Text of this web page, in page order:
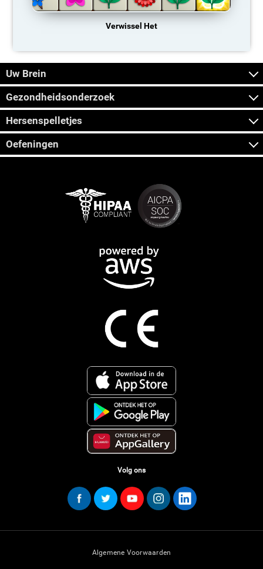
Verwissel Het
Uw Brein
Gezondheidsonderzoek
Hersenspelletjes
Oefeningen
Volg ons
Algemene Voorwaarden